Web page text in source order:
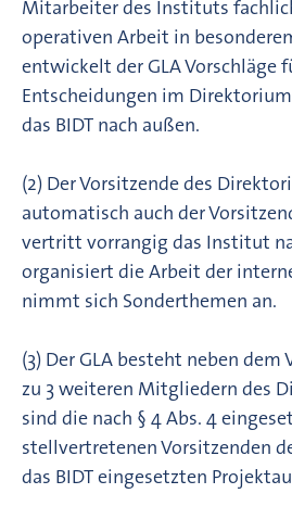
Mitarbeiter des Instituts
operativen Arbeit in
entwickelt der GLA Vorschläge
Entscheidungen im
das BIDT nach außen.
(2) Der Vorsitzende des
automatisch auch der
vertritt vorrangig das Institut
organisiert die Arbeit der
nimmt sich Sonderthemen an.
(3) Der GLA besteht neben dem
zu 3 weiteren Mitgliedern des
sind die nach § 4 Abs. 4
stellvertretenen Vorsitzenden
das BIDT eingesetzten